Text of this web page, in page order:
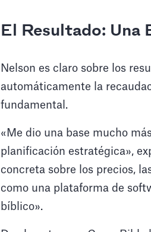
El Resultado: Una
Nelson es claro sobre los
automáticamente la
fundamental.
«Me dio una base mucho
planificación estratégica»,
concreta sobre los precios,
como una plataforma de
bíblico».